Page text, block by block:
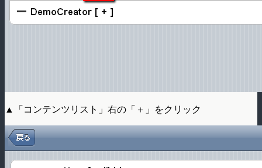
▲「コンテンツリスト」右の「＋」をクリック